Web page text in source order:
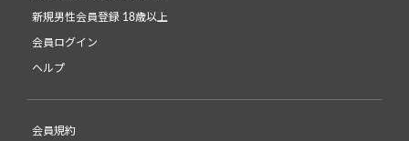
新規男性会員登録 18歳以上
会員ログイン
ヘルプ
会員規約